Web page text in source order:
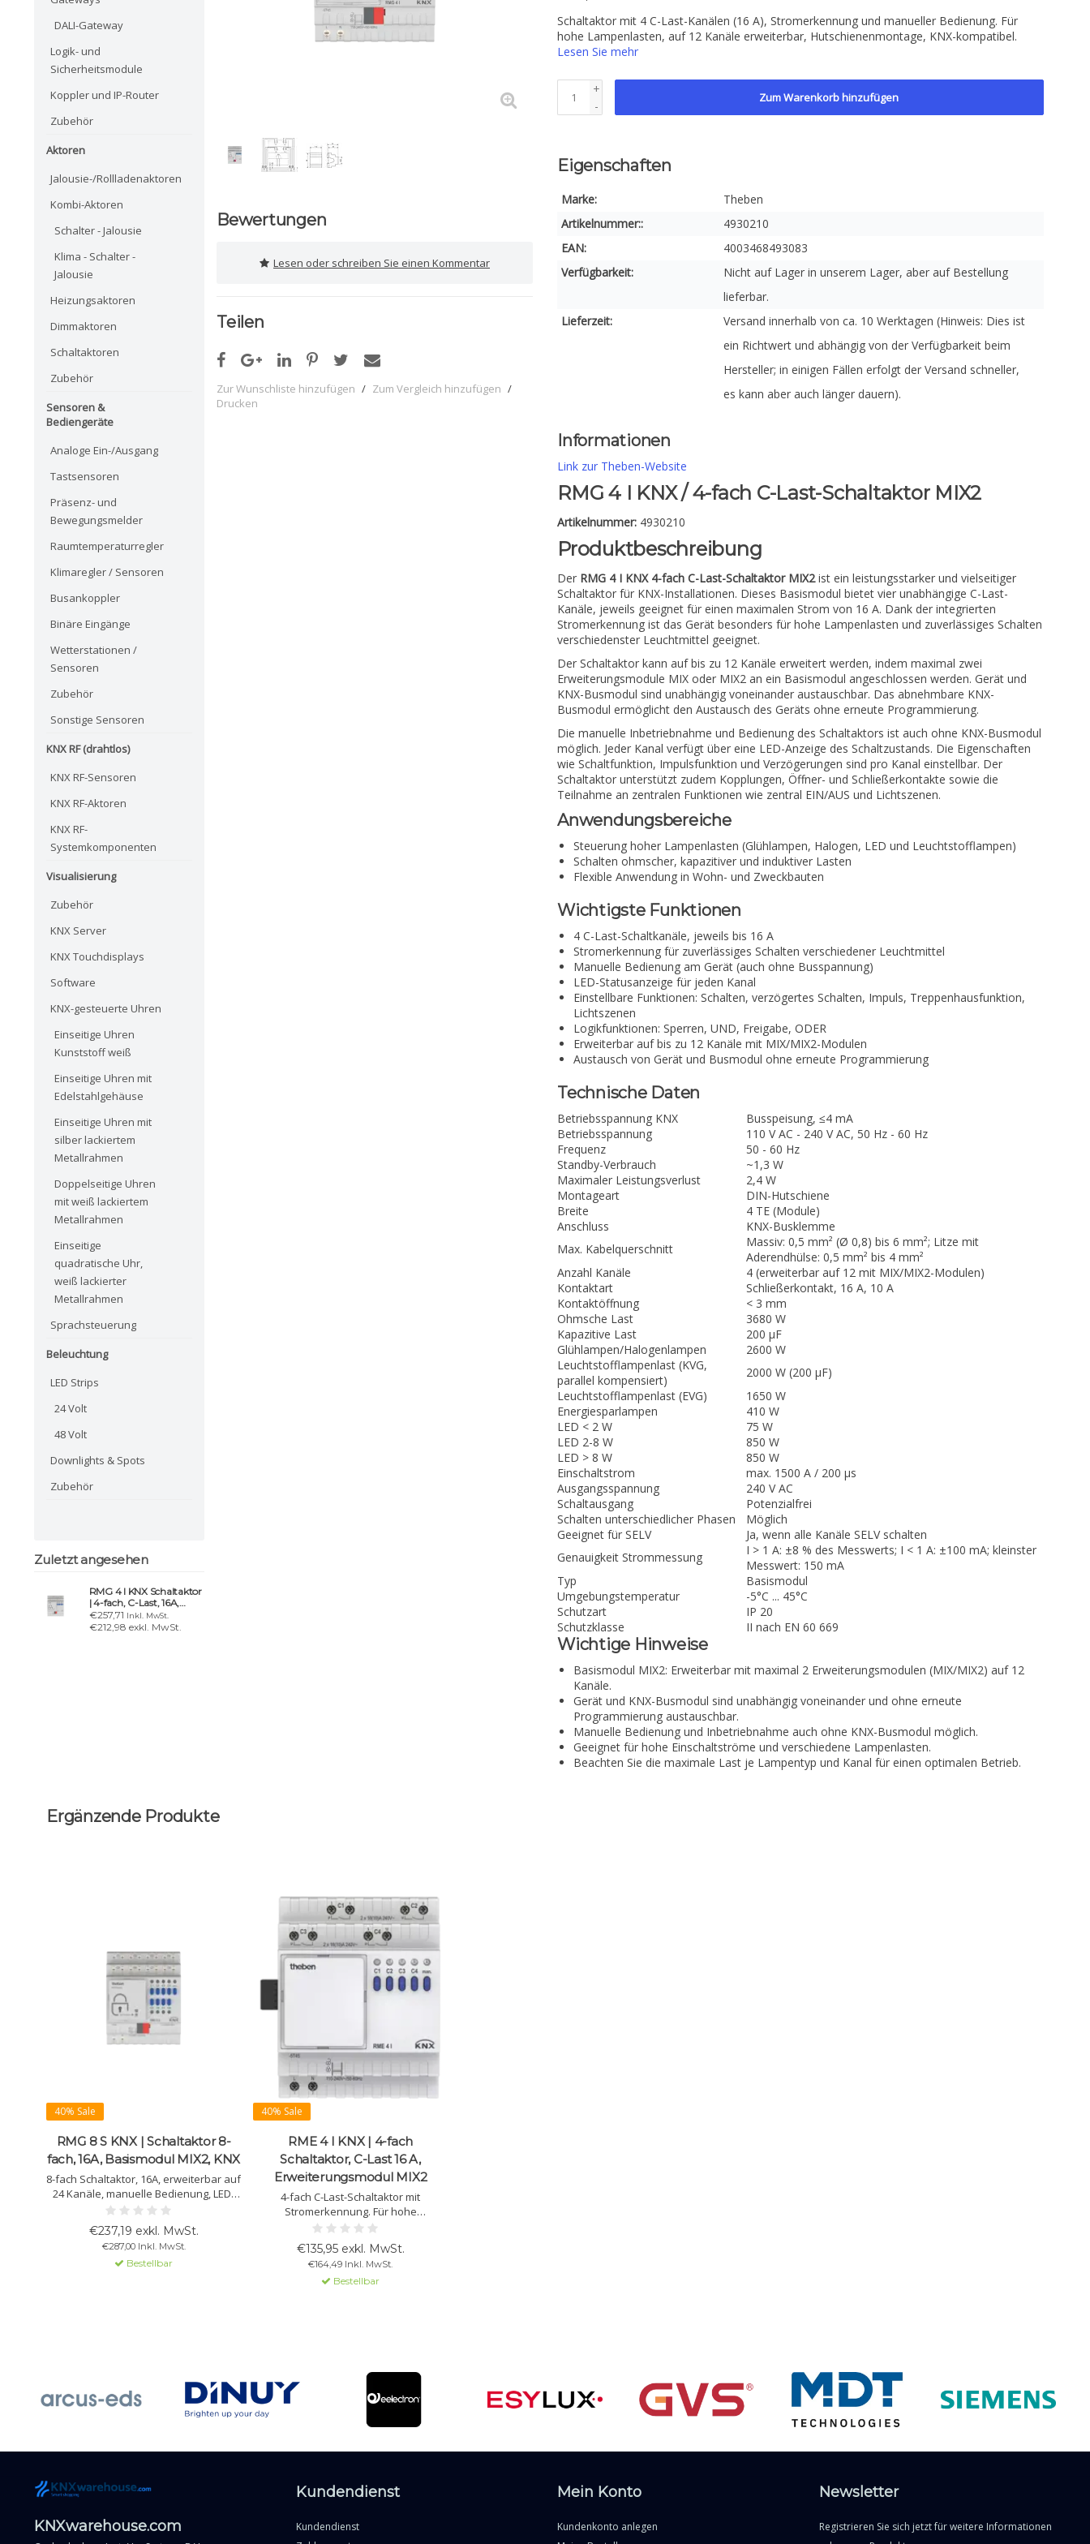
DALI-Gateway
Logik- und
Sicherheitsmodule
Koppler und IP-Router
Zubehör
Aktoren
Jalousie-/Rollladenaktoren
Kombi-Aktoren
Schalter - Jalousie
Klima - Schalter -
Jalousie
Heizungsaktoren
Dimmaktoren
Schaltaktoren
Zubehör
Sensoren &
Bediengeräte
Analoge Ein-/Ausgang
Tastsensoren
Präsenz- und
Bewegungsmelder
Raumtemperaturregler
Klimaregler / Sensoren
Busankoppler
Binäre Eingänge
Wetterstationen /
Sensoren
Zubehör
Sonstige Sensoren
KNX RF (drahtlos)
KNX RF-Sensoren
KNX RF-Aktoren
KNX RF-
Systemkomponenten
Visualisierung
Zubehör
KNX Server
KNX Touchdisplays
Software
KNX-gesteuerte Uhren
Einseitige Uhren
Kunststoff weiß
Einseitige Uhren mit
Edelstahlgehäuse
Einseitige Uhren mit
silber lackiertem
Metallrahmen
Doppelseitige Uhren
mit weiß lackiertem
Metallrahmen
Einseitige
quadratische Uhr,
weiß lackierter
Metallrahmen
Sprachsteuerung
Beleuchtung
LED Strips
24 Volt
48 Volt
Downlights & Spots
Zubehör
Zuletzt angesehen
RMG 4 I KNX Schaltaktor
| 4-fach, C-Last, 16A,
Basismodul MIX2
€257,71 Inkl. MwSt.
€212,98 exkl. MwSt.
Bewertungen
Lesen oder schreiben Sie einen Kommentar
Teilen
Zur Wunschliste hinzufügen / Zum Vergleich hinzufügen /
Drucken
Schaltaktor mit 4 C-Last-Kanälen (16 A), Stromerkennung und manueller Bedienung. Für
hohe Lampenlasten, auf 12 Kanäle erweiterbar, Hutschienenmontage, KNX-kompatibel.
Lesen Sie mehr
+
-
Zum Warenkorb hinzufügen
Eigenschaften
Marke:
Theben
Artikelnummer::
4930210
EAN:
4003468493083
Verfügbarkeit:
Nicht auf Lager in unserem Lager, aber auf Bestellung
lieferbar.
Lieferzeit:
Versand innerhalb von ca. 10 Werktagen (Hinweis: Dies ist
ein Richtwert und abhängig von der Verfügbarkeit beim
Hersteller; in einigen Fällen erfolgt der Versand schneller,
es kann aber auch länger dauern).
Informationen
Link zur Theben-Website
RMG 4 I KNX / 4-fach C-Last-Schaltaktor MIX2
Artikelnummer: 4930210
Produktbeschreibung
Der RMG 4 I KNX 4-fach C-Last-Schaltaktor MIX2ist ein leistungsstarker und vielseitiger
Schaltaktor für KNX-Installationen. Dieses Basismodul bietet vier unabhängige C-Last-
Kanäle, jeweils geeignet für einen maximalen Strom von 16 A. Dank der integrierten
Stromerkennung ist das Gerät besonders für hohe Lampenlasten und zuverlässiges Schalten
verschiedenster Leuchtmittel geeignet.
Der Schaltaktor kann auf bis zu 12 Kanäle erweitert werden, indem maximal zwei
Erweiterungsmodule MIX oder MIX2 an ein Basismodul angeschlossen werden. Gerät und
KNX-Busmodul sind unabhängig voneinander austauschbar. Das abnehmbare KNX-
Busmodul ermöglicht den Austausch des Geräts ohne erneute Programmierung.
Die manuelle Inbetriebnahme und Bedienung des Schaltaktors ist auch ohne KNX-Busmodul
möglich. Jeder Kanal verfügt über eine LED-Anzeige des Schaltzustands. Die Eigenschaften
wie Schaltfunktion, Impulsfunktion und Verzögerungen sind pro Kanal einstellbar. Der
Schaltaktor unterstützt zudem Kopplungen, Öffner- und Schließerkontakte sowie die
Teilnahme an zentralen Funktionen wie zentral EIN/AUS und Lichtszenen.
Anwendungsbereiche
Steuerung hoher Lampenlasten (Glühlampen, Halogen, LED und Leuchtstofflampen)
Schalten ohmscher, kapazitiver und induktiver Lasten
Flexible Anwendung in Wohn- und Zweckbauten
Wichtigste Funktionen
4 C-Last-Schaltkanäle, jeweils bis 16 A
Stromerkennung für zuverlässiges Schalten verschiedener Leuchtmittel
Manuelle Bedienung am Gerät (auch ohne Busspannung)
LED-Statusanzeige für jeden Kanal
Einstellbare Funktionen: Schalten, verzögertes Schalten, Impuls, Treppenhausfunktion,
Lichtszenen
Logikfunktionen: Sperren, UND, Freigabe, ODER
Erweiterbar auf bis zu 12 Kanäle mit MIX/MIX2-Modulen
Austausch von Gerät und Busmodul ohne erneute Programmierung
Technische Daten
Betriebsspannung KNX
Busspeisung, ≤4 mA
Betriebsspannung
110 V AC - 240 V AC, 50 Hz - 60 Hz
Frequenz
50 - 60 Hz
Standby-Verbrauch
~1,3 W
Maximaler Leistungsverlust
2,4 W
Montageart
DIN-Hutschiene
Breite
4 TE (Module)
Anschluss
KNX-Busklemme
Max. Kabelquerschnitt
Massiv: 0,5 mm² (Ø 0,8) bis 6 mm²; Litze mit
Aderendhülse: 0,5 mm² bis 4 mm²
Anzahl Kanäle
4 (erweiterbar auf 12 mit MIX/MIX2-Modulen)
Kontaktart
Schließerkontakt, 16 A, 10 A
Kontaktöffnung
< 3 mm
Ohmsche Last
3680 W
Kapazitive Last
200 µF
Glühlampen/Halogenlampen
2600 W
Leuchtstofflampenlast (KVG,
parallel kompensiert)
2000 W (200 µF)
Leuchtstofflampenlast (EVG)
1650 W
Energiesparlampen
410 W
LED < 2 W
75 W
LED 2-8 W
850 W
LED > 8 W
850 W
Einschaltstrom
max. 1500 A / 200 µs
Ausgangsspannung
240 V AC
Schaltausgang
Potenzialfrei
Schalten unterschiedlicher Phasen
Möglich
Geeignet für SELV
Ja, wenn alle Kanäle SELV schalten
Genauigkeit Strommessung
I > 1 A: ±8 % des Messwerts; I < 1 A: ±100 mA; kleinster
Messwert: 150 mA
Typ
Basismodul
Umgebungstemperatur
-5°C ... 45°C
Schutzart
IP 20
Schutzklasse
II nach EN 60 669
Wichtige Hinweise
Basismodul MIX2: Erweiterbar mit maximal 2 Erweiterungsmodulen (MIX/MIX2) auf 12
Kanäle.
Gerät und KNX-Busmodul sind unabhängig voneinander und ohne erneute
Programmierung austauschbar.
Manuelle Bedienung und Inbetriebnahme auch ohne KNX-Busmodul möglich.
Geeignet für hohe Einschaltströme und verschiedene Lampenlasten.
Beachten Sie die maximale Last je Lampentyp und Kanal für einen optimalen Betrieb.
Ergänzende Produkte
40% Sale
RMG 8 S KNX | Schaltaktor 8-
fach, 16A, Basismodul MIX2, KNX
8-fach Schaltaktor, 16A, erweiterbar auf
24 Kanäle, manuelle Bedienung, LED-
Status, Hutschiene, KNX-kompatibel,
Basismodul MIX2, für hohe
Lampenlasten geeignet.
€237,19 exkl. MwSt.
€287,00 Inkl. MwSt.
Bestellbar
40% Sale
RME 4 I KNX | 4-fach
Schaltaktor, C-Last 16 A,
Erweiterungsmodul MIX2
4-fach C-Last-Schaltaktor mit
Stromerkennung. Für hohe
Lampenlasten. MIX2-
Erweiterungsmodul mit Strommessung.
Anschluss an geeignetes KNX-
Basismodul erforderlich.
€135,95 exkl. MwSt.
€164,49 Inkl. MwSt.
Bestellbar
KNXwarehouse.com
Kundendienst
Kundendienst
Mein Konto
Kundenkonto anlegen
Newsletter
Registrieren Sie sich jetzt für weitere Informationen